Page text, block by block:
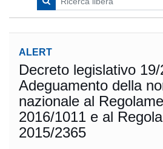
ALERT
Decreto legislativo
Adeguamento della
nazionale al
2016/1011 e al
2015/2365